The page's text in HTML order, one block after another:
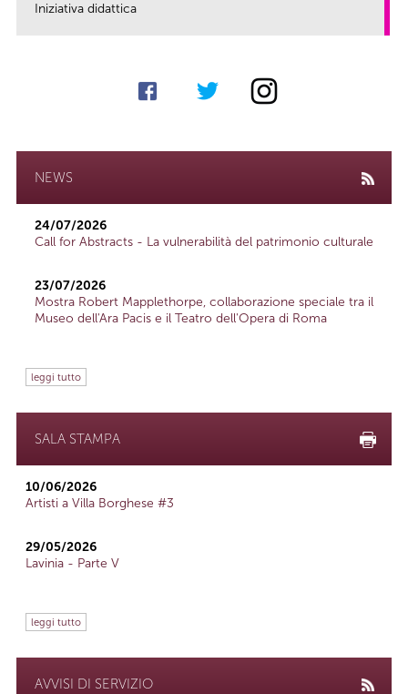
Iniziativa didattica
NEWS
24/07/2026
Call for Abstracts - La vulnerabilità del patrimonio culturale
23/07/2026
Mostra Robert Mapplethorpe, collaborazione speciale tra il
Museo dell'Ara Pacis e il Teatro dell'Opera di Roma
leggi tutto
SALA STAMPA
10/06/2026
Artisti a Villa Borghese #3
29/05/2026
Lavinia - Parte V
leggi tutto
AVVISI DI SERVIZIO